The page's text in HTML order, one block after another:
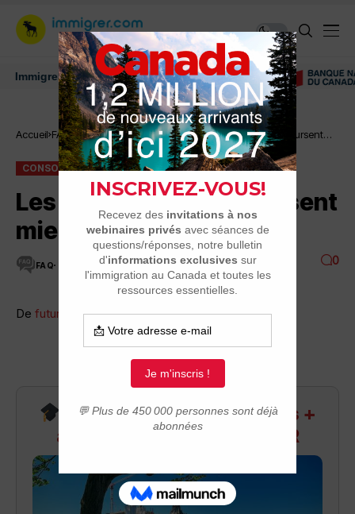
au Canada: ressources et conseils
Accueil FAQ
Consommation, meubles
et vêtements
Les Canadiens remboursent
mieux leurs dettes
CONSOMMATION, MEUBLES ET VÊTEMENTS FAQ
Les Canadiens remboursent
mieux leurs dettes
FAQ 31 MINUTES DE LECTURE 3.3K VUES 0
De futurquébecois
Recevez infos exclusives +
accès aux webinaires Q&R